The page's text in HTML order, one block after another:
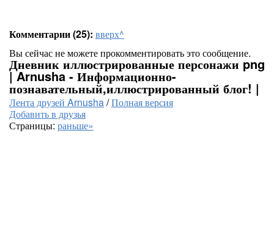
Комментарии (25): вверх^
Вы сейчас не можете прокомментировать это сообщение.
Дневник иллюстрированные персонажи png
| Arnusha - Информационно-
познавательный,иллюстрированный блог! |
Лента друзей Arnusha/Полная версия
Добавить в друзья
Страницы: раньше»